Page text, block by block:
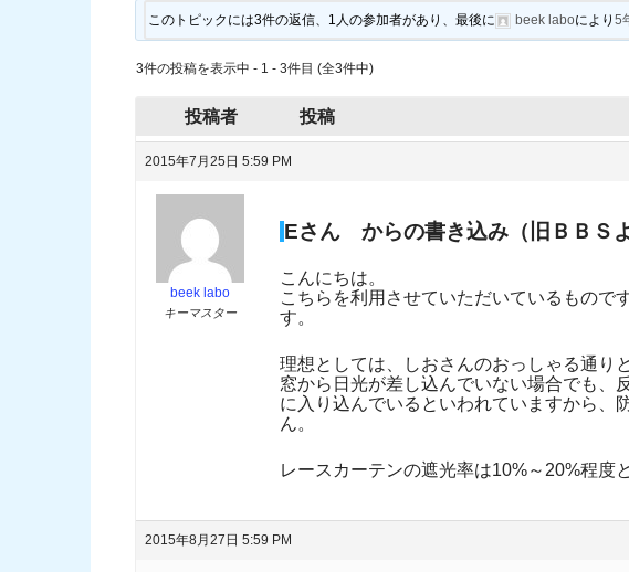
このトピックには3件の返信、1人の参加者があり、最後に beek laboにより5
3件の投稿を表示中 - 1 - 3件目 (全3件中)
投稿者 投稿
2015年7月25日 5:59 PM
beek labo
キーマスター
Eさん からの書き込み（旧ＢＢＳよ
こんにちは。
こちらを利用させていただいているもので
す。
理想としては、しおさんのおっしゃる通り
窓から日光が差し込んでいない場合でも、
に入り込んでいるといわれていますから、
ん。
レースカーテンの遮光率は10%～20%程度
2015年8月27日 5:59 PM